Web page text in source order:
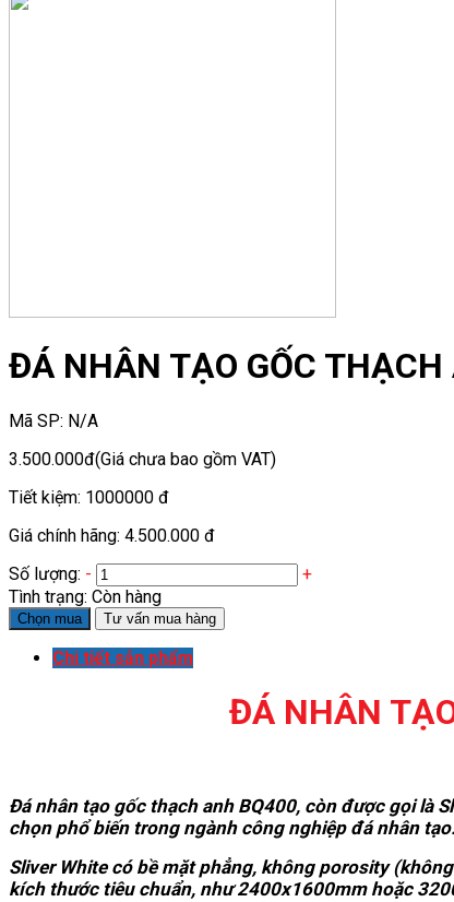
ĐÁ NHÂN TẠO GỐC
Mã SP: N/A
3.500.000đ(Giá chưa bao gồm VAT)
Tiết kiệm: 1000000 đ
Giá chính hãng: 4.500.000 đ
Số lượng: -
+
Tình trạng: Còn hàng
Chọn mua Tư vấn mua hàng
Chi tiết sản phẩm
ĐÁ NHÂN
Đá nhân tạo gốc thạch anh BQ400, còn được gọi là
chọn phổ biến trong ngành công nghiệp đá nhân tạo.
Sliver White có bề mặt phẳng, không porosity
kích thước tiêu chuẩn, như 2400x1600mm hoặc